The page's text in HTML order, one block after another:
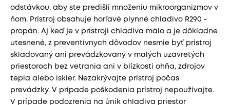
odstávkou, aby ste predišli množeniu mikroorganizmov v
ňom. Prístroj obsahuje horľavé plynné chladivo R290 -
propán. Aj keď je v prístroji chladiva málo a je dôkladne
utesnené, z preventívnych dôvodov nesmie byť prístroj
skladovaný ani prevádzkovaný v malých uzavretých
priestoroch bez vetrania ani v blízkosti ohňa, zdrojov
tepla alebo iskier. Nezakrývajte prístroj počas
prevádzky. V prípade poškodenia prístroj nepoužívajte.
V prípade podozrenia na únik chladiva priestor